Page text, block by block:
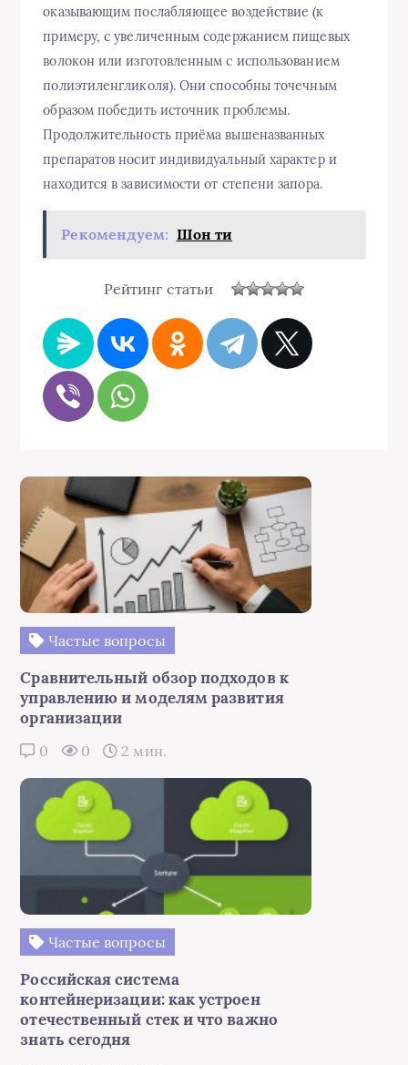
оказывающим послабляющее воздействие (к
примеру, с увеличенным содержанием пищевых
волокон или изготовленным с использованием
полиэтиленгликоля). Они способны точечным
образом победить источник проблемы.
Продолжительность приёма вышеназванных
препаратов носит индивидуальный характер и
находится в зависимости от степени запора.
Рекомендуем: Шон ти
Рейтинг статьи
Частые вопросы
Сравнительный обзор подходов к
управлению и моделям развития
организации
0 0 2 мин.
Частые вопросы
Российская система
контейнеризации: как устроен
отечественный стек и что важно
знать сегодня